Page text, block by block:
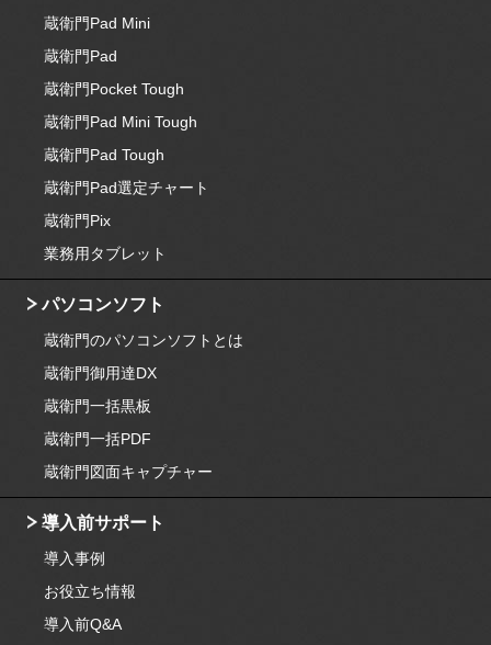
蔵衛門Pad Mini
蔵衛門Pad
蔵衛門Pocket Tough
蔵衛門Pad Mini Tough
蔵衛門Pad Tough
蔵衛門Pad選定チャート
蔵衛門Pix
業務用タブレット
パソコンソフト
蔵衛門のパソコンソフトとは
蔵衛門御用達DX
蔵衛門一括黒板
蔵衛門一括PDF
蔵衛門図面キャプチャー
導入前サポート
導入事例
お役立ち情報
導入前Q&A